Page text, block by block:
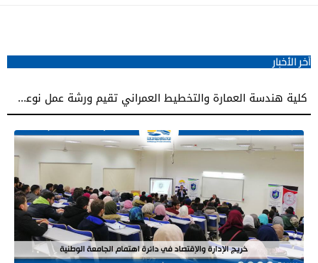
آخر الأخبار
كلية هندسة العمارة والتخطيط العمراني تقيم ورشة عمل نوعية نحو إعداد مشاريع تخرج معمارية مميزة
زيارة علمية لطلبة كلية طب الأسنان في الجامعة الوطنية الخاصة إلى كلية طب الأسنان بجامعة دمشق